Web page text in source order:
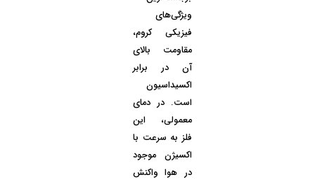
ویژگی‌های
فیزیکی کروم،
مقاومت بالای
آن در برابر
اکسیداسیون
است. در دمای
معمولی، این
فلز به سرعت با
اکسیژن موجود
در هوا واکنش